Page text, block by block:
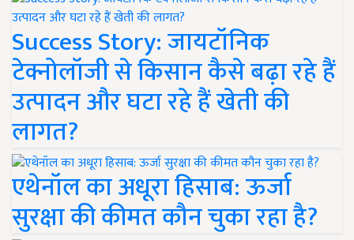
Success Story: जायटॉनिक
टेक्नोलॉजी से किसान कैसे बढ़ा रहे हैं
उत्पादन और घटा रहे हैं खेती की
लागत?
एथेनॉल का अधूरा हिसाब: ऊर्जा
सुरक्षा की कीमत कौन चुका रहा है?